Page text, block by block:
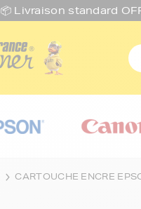
📦 Livraison standard O
CARTOUCHE ENCRE